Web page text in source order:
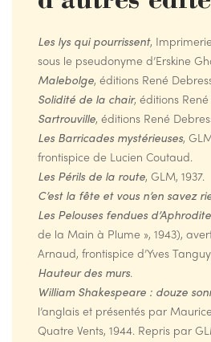
Les lys qui pourrissent,
sous le pseudonyme d’Erskine
Malebolge, éditions René
Solidité de la chair, éditions
Sartrouville, éditions René
Les Barricades mystérieuses,
frontispice de Lucien Coutaud.
Les Périls de la route, GLM, 1937.
C’est la fête et vous n’en savez
Les Pelouses fendues d’Aphrodite
de la Main à Plume », 1943),
Arnaud, frontispice d’Yves
Hauteur des murs.
William Shakespeare : douze
l’anglais et présentés par
Quatre Vents, 1944. Repris par